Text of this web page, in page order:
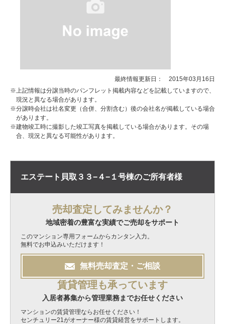
最終情報更新日： 2015年03月16日
※上記情報は分譲当時のパンフレット掲載内容などを記載していますので、
現況と異なる場合があります。
※分譲時会社は社名変更（合併、分割含む）後の会社名が掲載している場合
があります。
※建物竣工時に撮影した竣工写真を掲載している場合があります。その場
合、現況と異なる可能性があります。
エステート貝取３３−４−１号棟のご所有者様
売却査定してみませんか？
地域密着の豊富な実績でご売却をサポート
このマンション専用フォームからカンタン入力。
無料でお申込みいただけます！
無料売却査定・ご相談
賃貸管理も承っています
入居者募集から管理業務までお任せください
マンションの賃貸管理ならお任せください！
センチュリー21がオーナー様の賃貸経営をサポートします。